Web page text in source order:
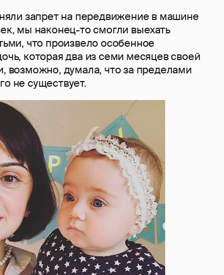
запрет на передвижение в машине
мы наконец-то смогли выехать
что произвело особенное
которая два из семи месяцев своей
возможно, думала, что за пределами
не существует.